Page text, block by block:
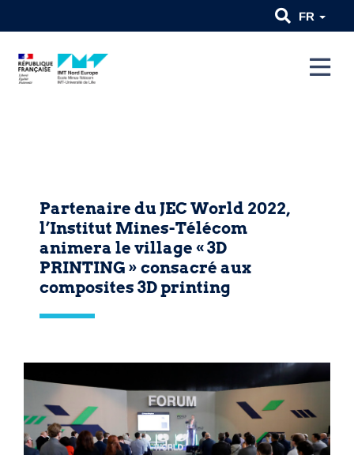
FR
Partenaire du JEC World 2022,
l’Institut Mines-Télécom
animera le village « 3D
PRINTING » consacré aux
composites 3D printing